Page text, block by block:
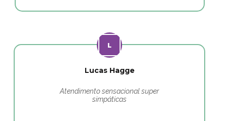
Lucas Hagge
Atendimento sensacional super
simpáticas